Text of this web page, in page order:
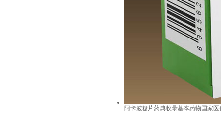
阿卡波糖片药典收录基本药物国家